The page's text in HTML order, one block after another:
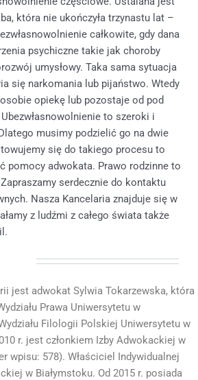
która nie ukończyła trzynastu lat –
całkowite, gdy dana
psychiczne takie jak choroby
umysłowy. Taka sama sytuacja
się narkomania lub pijaństwo. Wtedy
opiekę lub pozostaje od pod
to szeroki i
musimy podzielić go na dwie
się do takiego procesu to
pomocy adwokata. Prawo rodzinne to
serdecznie do kontaktu
Nasza Kancelaria znajduje się w
z ludźmi z całego świata także
jest adwokat Sylwia Tokarzewska, która
Prawa Uniwersytetu w
Filologii Polskiej Uniwersytetu w
r. jest członkiem Izby Adwokackiej w
wpisu: 578). Właściciel Indywidualnej
w Białymstoku. Od 2015 r. posiada